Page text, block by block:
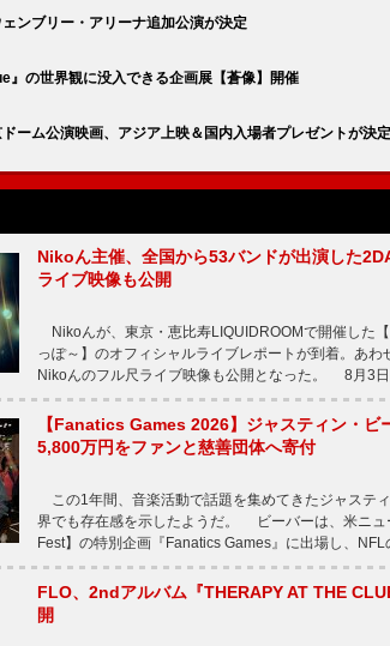
ンブリー・アリーナ追加公演が決定
』の世界観に没入できる企画展【蒼像】開催
ーム公演映画、アジア上映＆国内入場者プレゼントが決定
Nikoん主催、全国から53バンドが出演した
ライブ映像も公開
Nikoんが、東京・恵比寿LIQUIDROOMで開催した
っぽ～】のオフィシャルライブレポートが到着。あ
Nikoんのフル尺ライブ映像も公開となった。 8月3
【Fanatics Games 2026】ジャスティン・ビ
5,800万円をファンと慈善団体へ寄付
この1年間、音楽活動で話題を集めてきたジャステ
界でも存在感を示したようだ。 ビーバーは、米ニュ
Fest】の特別企画『Fanatics Games』に出場し、
FLO、2ndアルバム『THERAPY AT THE
開